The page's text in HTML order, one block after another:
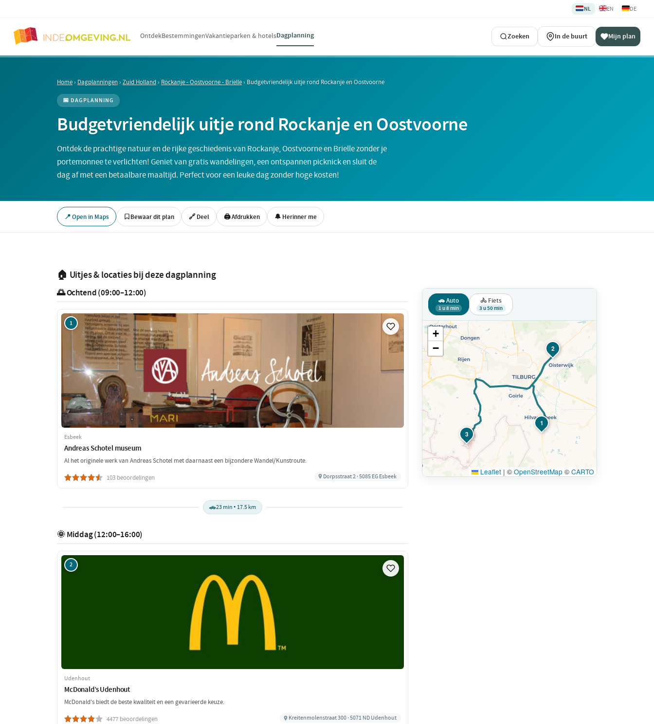
🇳🇱NL 🇬🇧EN 🇩🇪DE
OntdekBestemmingenVakantieparken & hotelsDagplanning Zoeken In de buurt Mijn plan
Home › Dagplanningen › Zuid Holland › Rockanje - Oostvoorne - Brielle › Budgetvriendelijk uitje rond Rockanje en Oostvoorne
📅 DAGPLANNING
Budgetvriendelijk uitje rond Rockanje en Oostvoorne
Ontdek de prachtige natuur en de rijke geschiedenis van Rockanje, Oostvoorne en Brielle zonder je
portemonnee te verlichten! Geniet van gratis wandelingen, een ontspannen picknick en sluit de
dag af met een betaalbare maaltijd. Perfect voor een leuke dag zonder hoge kosten!
📍 Open in Maps Bewaar dit plan 🔗 Deel 🖨 Afdrukken 🔔 Herinner me
🏠 Uitjes & locaties bij deze dagplanning
🌅 Ochtend (09:00–12:00)
1
Esbeek
Andreas Schotel museum
Al het originele werk van Andreas Schotel met daarnaast een bijzondere Wandel/Kunstroute.
103 beoordelingen Dorpsstraat 2 · 5085 EG Esbeek
🚗23 min • 17.5 km
🌞 Middag (12:00–16:00)
2
Udenhout
McDonald’s Udenhout
McDonald's biedt de beste kwaliteit en een gevarieerde keuze.
4477 beoordelingen Kreitenmolenstraat 300 · 5071 ND Udenhout
🚗 Auto
1 u 8 min
🚴 Fiets
3 u 50 min
1
2
3
+
−
Leaflet | © OpenStreetMap © CARTO